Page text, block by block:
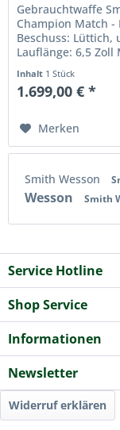
Gebrauchtwaffe
Champion Match
Beschuss: Lüttich,
Lauflänge: 6,5
Inhalt 1 Stück
1.699,00 € *
Merken
Smith Wesson
Wesson
Smith
Service Hotline
Shop Service
Informationen
Newsletter
Widerruf erklären